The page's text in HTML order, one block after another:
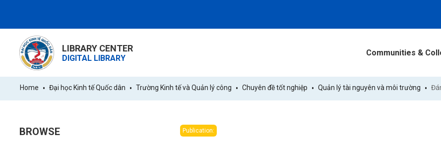
LIBRARY CENTER
DIGITAL LIBRARY
Communities &
Home Đại học Kinh tế Quốc dân Trường Kinh tế và Quản lý công Chuyên đề tốt nghiệp Quản lý tài nguyên và môi trường
BROWSE Publication: